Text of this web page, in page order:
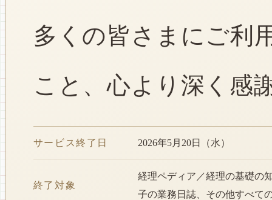
多くの皆さまにご利
こと、心より深く感
サービス終了日 2026年5月20日（水）
終了対象
経理ペディア／経理の基礎の
子の業務日誌、その他すべて